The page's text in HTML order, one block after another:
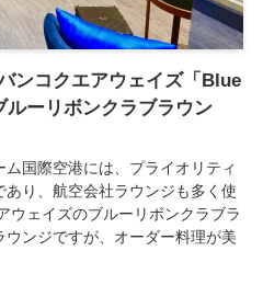
ンコクエアウェイズ「Blue
ーリボンクラブラウン
国際空港には、プライオリティ
り、航空会社ラウンジも多く使
ウェイズのブルーリボンクラブラ
ンジですが、オーダー料理が美